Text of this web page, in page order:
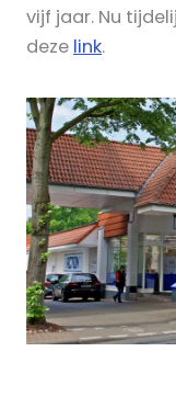
vijf jaar. Nu
deze link.